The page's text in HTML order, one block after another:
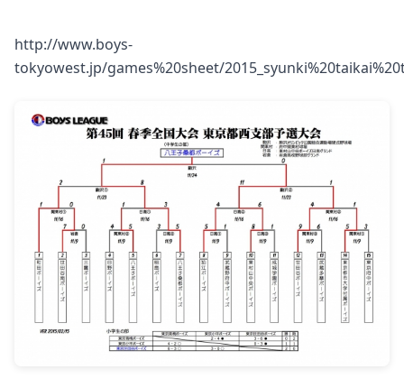
http://www.boys-
tokyowest.jp/games%20sheet/